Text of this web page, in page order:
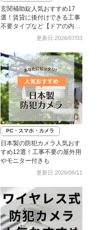
玄関補助錠人気おすすめ17
選！賃貸に後付けできる工事
不要タイプなど【ドアの内側
更新日:2026/07/03
PC・スマホ・カメラ
日本製の防犯カメラ人気おす
すめ12選！工事不要の屋外用
やモニター付きも
更新日:2026/06/11